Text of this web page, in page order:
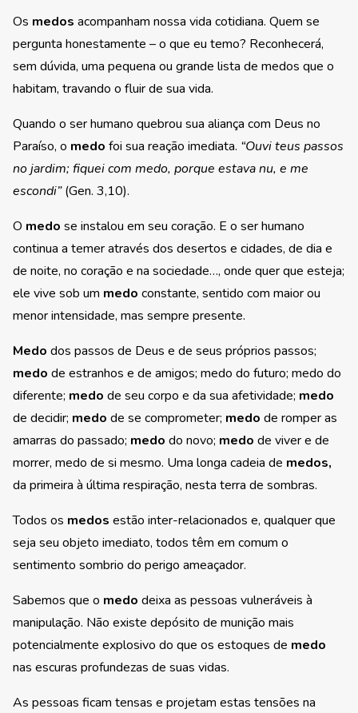
Os medos acompanham nossa vida cotidiana. Quem se
pergunta honestamente – o que eu temo? Reconhecerá,
sem dúvida, uma pequena ou grande lista de medos que o
habitam, travando o fluir de sua vida.
Quando o ser humano quebrou sua aliança com Deus no
Paraíso, o medo foi sua reação imediata. “Ouvi teus passos
no jardim; fiquei com medo, porque estava nu, e me
escondi”(Gen. 3,10).
O medo se instalou em seu coração. E o ser humano
continua a temer através dos desertos e cidades, de dia e
de noite, no coração e na sociedade…, onde quer que esteja;
ele vive sob um medo constante, sentido com maior ou
menor intensidade, mas sempre presente.
Medo dos passos de Deus e de seus próprios passos;
medo de estranhos e de amigos; medo do futuro; medo do
diferente; medo de seu corpo e da sua afetividade; medo
de decidir; medo de se comprometer; medo de romper as
amarras do passado; medo do novo; medo de viver e de
morrer, medo de si mesmo. Uma longa cadeia de medos,
da primeira à última respiração, nesta terra de sombras.
Todos os medos estão inter-relacionados e, qualquer que
seja seu objeto imediato, todos têm em comum o
sentimento sombrio do perigo ameaçador.
Sabemos que o medo deixa as pessoas vulneráveis à
manipulação. Não existe depósito de munição mais
potencialmente explosivo do que os estoques de medo
nas escuras profundezas de suas vidas.
As pessoas ficam tensas e projetam estas tensões na